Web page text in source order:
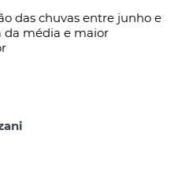
das chuvas entre junho e
da média e maior